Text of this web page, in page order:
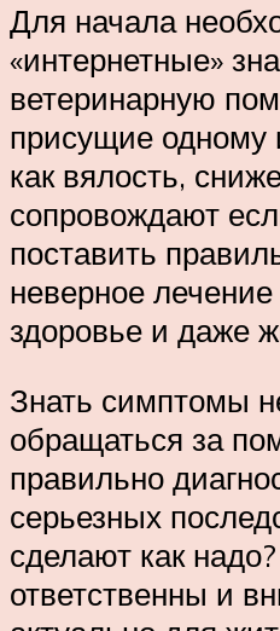
Для начала
«интернетные»
ветеринарную
присущие одному
как вялость,
сопровождают
поставить
неверное
здоровье и даже
Знать симптомы
обращаться за
правильно
серьезных
сделают как
ответственны и